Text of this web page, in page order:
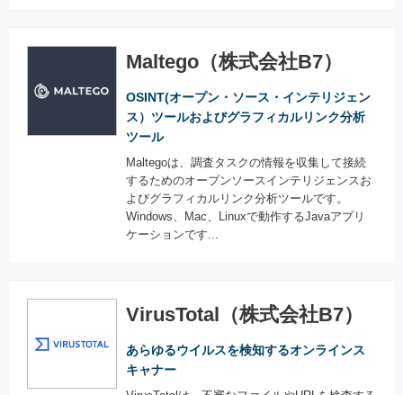
Maltego（株式会社B7）
OSINT(オープン・ソース・インテリジェン
ス）ツールおよびグラフィカルリンク分析
ツール
Maltegoは、調査タスクの情報を収集して接続
するためのオープンソースインテリジェンスお
よびグラフィカルリンク分析ツールです。
Windows、Mac、Linuxで動作するJavaアプリ
ケーションです...
VirusTotal（株式会社B7）
あらゆるウイルスを検知するオンラインス
キャナー